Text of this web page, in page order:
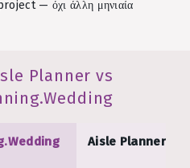
— όχι άλλη μηνιαία
Planner vs
Aisle Planner